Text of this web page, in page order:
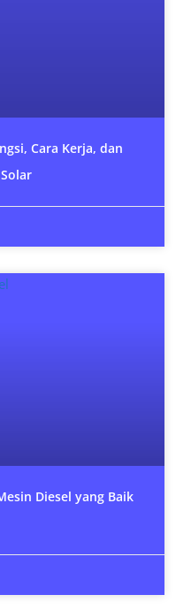
Cara Kerja, dan
Diesel yang Baik